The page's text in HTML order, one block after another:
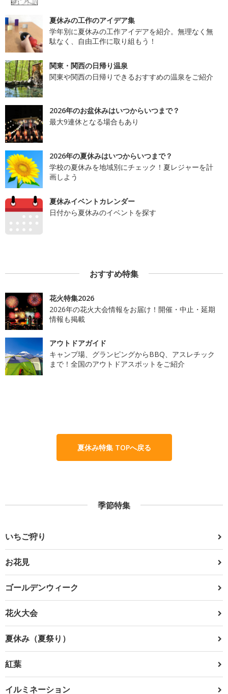
夏休みの工作のアイデア集
学年別に夏休みの工作アイデアを紹介。無理なく無
駄なく、自由工作に取り組もう！
関東・関西の日帰り温泉
関東や関西の日帰りできるおすすめの温泉をご紹介
2026年のお盆休みはいつからいつまで？
最大9連休となる場合もあり
2026年の夏休みはいつからいつまで？
学校の夏休みを地域別にチェック！夏レジャーを計
画しよう
夏休みイベントカレンダー
日付から夏休みのイベントを探す
おすすめ特集
花火特集2026
2026年の花火大会情報をお届け！開催・中止・延期
情報も掲載
アウトドアガイド
キャンプ場、グランピングからBBQ、アスレチック
まで！全国のアウトドアスポットをご紹介
夏休み特集 TOPへ戻る
季節特集
いちご狩り
お花見
ゴールデンウィーク
花火大会
夏休み（夏祭り）
紅葉
イルミネーション